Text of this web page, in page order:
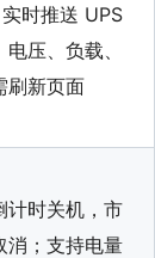
时推送 UPS
压、负载、
刷新页面
计时关机，市
消；支持电量